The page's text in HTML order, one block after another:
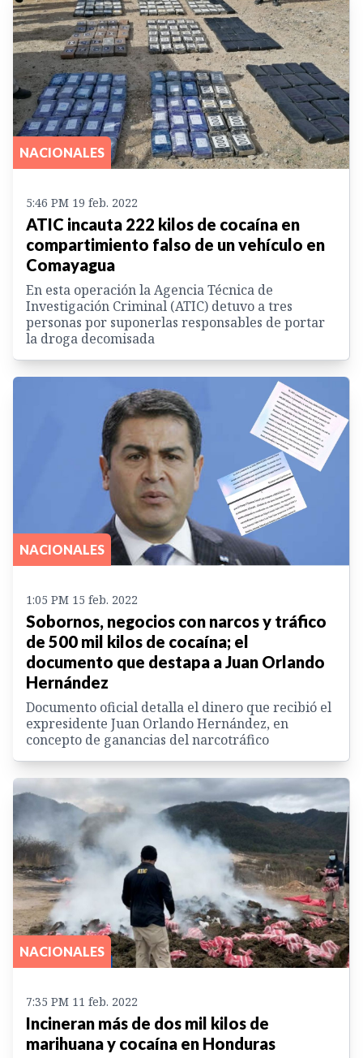
NACIONALES
5:46 PM 19 feb. 2022
ATIC incauta 222 kilos de cocaína en
compartimiento falso de un vehículo en
Comayagua
En esta operación la Agencia Técnica de
Investigación Criminal (ATIC) detuvo a tres
personas por suponerlas responsables de portar
la droga decomisada
NACIONALES
1:05 PM 15 feb. 2022
Sobornos, negocios con narcos y tráfico
de 500 mil kilos de cocaína; el
documento que destapa a Juan Orlando
Hernández
Documento oficial detalla el dinero que recibió el
expresidente Juan Orlando Hernández, en
concepto de ganancias del narcotráfico
NACIONALES
7:35 PM 11 feb. 2022
Incineran más de dos mil kilos de
marihuana y cocaína en Honduras